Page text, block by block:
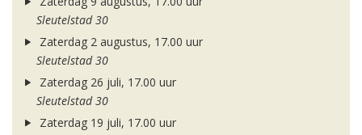
Sleutelstad 30
Zaterdag 2 augustus, 17.00 uur
Sleutelstad 30
Zaterdag 26 juli, 17.00 uur
Sleutelstad 30
Zaterdag 19 juli, 17.00 uur